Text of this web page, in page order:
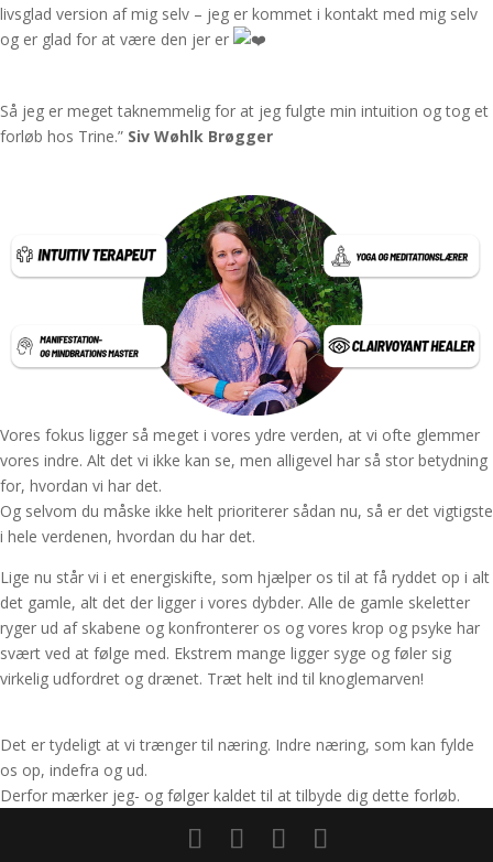
livsglad version af mig selv – jeg er kommet i kontakt med mig selv
og er glad for at være den jer er
Så jeg er meget taknemmelig for at jeg fulgte min intuition og tog et
forløb hos Trine.” Siv Wøhlk Brøgger
Vores fokus ligger så meget i vores ydre verden, at vi ofte glemmer
vores indre. Alt det vi ikke kan se, men alligevel har så stor betydning
for, hvordan vi har det.
Og selvom du måske ikke helt prioriterer sådan nu, så er det vigtigste
i hele verdenen, hvordan du har det.
Lige nu står vi i et energiskifte, som hjælper os til at få ryddet op i alt
det gamle, alt det der ligger i vores dybder. Alle de gamle skeletter
ryger ud af skabene og konfronterer os og vores krop og psyke har
svært ved at følge med. Ekstrem mange ligger syge og føler sig
virkelig udfordret og drænet. Træt helt ind til knoglemarven!
Det er tydeligt at vi trænger til næring. Indre næring, som kan fylde
os op, indefra og ud.
Derfor mærker jeg- og følger kaldet til at tilbyde dig dette forløb.